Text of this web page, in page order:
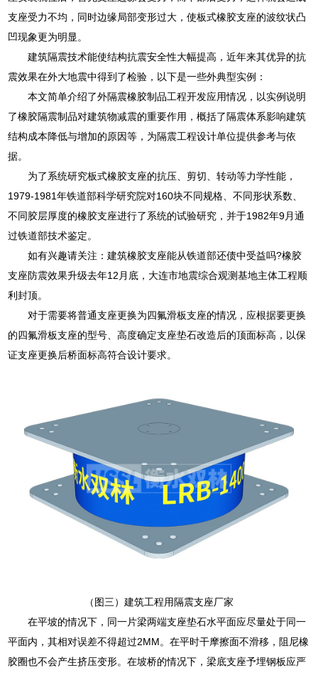
支座受力不均，同时边缘局部变形过大，使板式橡胶支座的波纹状凸
凹现象更为明显。
建筑隔震技术能使结构抗震安全性大幅提高，近年来其优异的抗
震效果在外大地震中得到了检验，以下是一些外典型实例：
本文简单介绍了外隔震橡胶制品工程开发应用情况，以实例说明
了橡胶隔震制品对建筑物减震的重要作用，概括了隔震体系影响建筑
结构成本降低与增加的原因等，为隔震工程设计单位提供参考与依
据。
为了系统研究板式橡胶支座的抗压、剪切、转动等力学性能，
1979-1981年铁道部科学研究院对160块不同规格、不同形状系数、
不同胶层厚度的橡胶支座进行了系统的试验研究，并于1982年9月通
过铁道部技术鉴定。
如有兴趣请关注：建筑橡胶支座能从铁道部还债中受益吗?橡胶
支座防震效果升级去年12月底，大连市地震综合观测基地主体工程顺
利封顶。
对于需要将普通支座更换为四氟滑板支座的情况，应根据要更换
的四氟滑板支座的型号、高度确定支座垫石改造后的顶面标高，以保
证支座更换后桥面标高符合设计要求。
（图三）建筑工程用隔震支座厂家
在平坡的情况下，同一片梁两端支座垫石水平面应尽量处于同一
平面内，其相对误差不得超过2MM。在平时干摩擦面不滑移，阻尼橡
胶圈也不会产生挤压变形。在坡桥的情况下，梁底支座予埋钢板应严